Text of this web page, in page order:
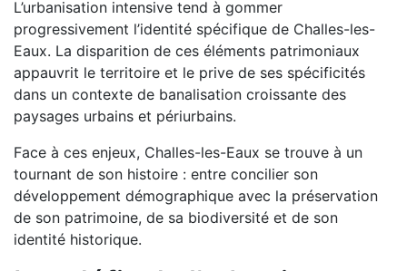
L’urbanisation intensive tend à gommer
progressivement l’identité spécifique de Challes-les-
Eaux. La disparition de ces éléments patrimoniaux
appauvrit le territoire et le prive de ses spécificités
dans un contexte de banalisation croissante des
paysages urbains et périurbains.
Face à ces enjeux, Challes-les-Eaux se trouve à un
tournant de son histoire : entre concilier son
développement démographique avec la préservation
de son patrimoine, de sa biodiversité et de son
identité historique.